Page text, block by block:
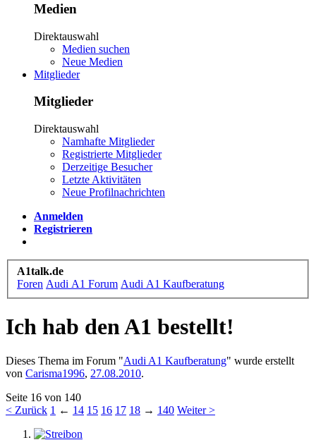
Medien
Direktauswahl
Medien suchen
Neue Medien
Mitglieder
Mitglieder
Direktauswahl
Namhafte Mitglieder
Registrierte Mitglieder
Derzeitige Besucher
Letzte Aktivitäten
Neue Profilnachrichten
Anmelden
Registrieren
A1talk.de
Foren Audi A1 Forum Audi A1 Kaufberatung
Ich hab den A1 bestellt!
Dieses Thema im Forum "Audi A1 Kaufberatung" wurde erstellt
von Carisma1996, 27.08.2010.
Seite 16 von 140
< Zurück 1 ← 14 15 16 17 18 → 140 Weiter >